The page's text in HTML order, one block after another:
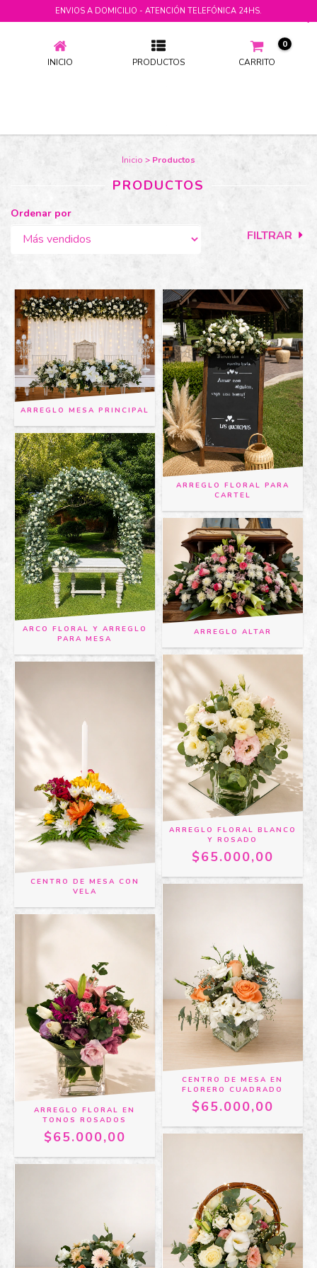
ENVIOS A DOMICILIO - ATENCIÓN TELEFÓNICA 24HS.
PRODUCTOS
INICIO PRODUCTOS CARRITO
0
Inicio > Productos
PRODUCTOS
Ordenar por
FILTRAR
ARREGLO MESA PRINCIPAL
ARREGLO FLORAL PARA
CARTEL
ARCO FLORAL Y ARREGLO
PARA MESA
ARREGLO ALTAR
CENTRO DE MESA CON
VELA
ARREGLO FLORAL BLANCO
Y ROSADO
$65.000,00
ARREGLO FLORAL EN
TONOS ROSADOS
$65.000,00
CENTRO DE MESA EN
FLORERO CUADRADO
$65.000,00